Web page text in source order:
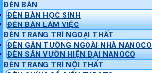
ĐÈN BÀN
ĐÈN BÀN HỌC SINH
ĐÈN BÀN LÀM VIỆC
ĐÈN TRANG TRÍ NGOẠI THẤT
ĐÈN GẮN TƯỜNG NGOÀI NHÀ NANOCO
ĐÈN SÂN VƯỜN HIỆN ĐẠI NANOCO
ĐÈN TRANG TRÍ NỘI THẤT